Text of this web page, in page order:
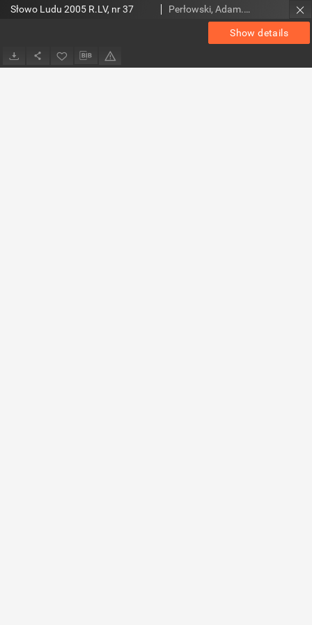
Show details
Słowo Ludu 2005 R.LV, nr 37 Perłowski, Adam. Red.